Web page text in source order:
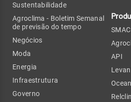
Sustentabilidade
Agroclima - Boletim Semanal
de previsão do tempo
Negócios
Moda
Energia
Infraestrutura
Governo
SMAC
API